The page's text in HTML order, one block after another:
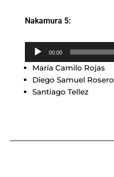
Nakamura 5:
Reproductor
audio
00:00
María Camilo Rojas
Diego Samuel Rosero
Santiago Tellez